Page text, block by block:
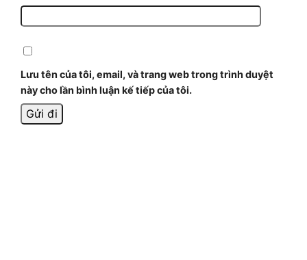
Lưu tên của tôi, email, và trang web trong trình duyệt
này cho lần bình luận kế tiếp của tôi.